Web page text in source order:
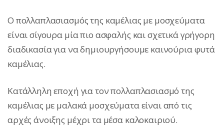
Ο πολλαπλασιασμός της καμέλιας με μοσχεύματα
είναι σίγουρα μία πιο ασφαλής και σχετικά γρήγορη
διαδικασία για να δημιουργήσουμε καινούρια φυτά
καμέλιας.
Κατάλληλη εποχή για τον πολλαπλασιασμό της
καμέλιας με μαλακά μοσχεύματα είναι από τις
αρχές άνοιξης μέχρι τα μέσα καλοκαιριού.